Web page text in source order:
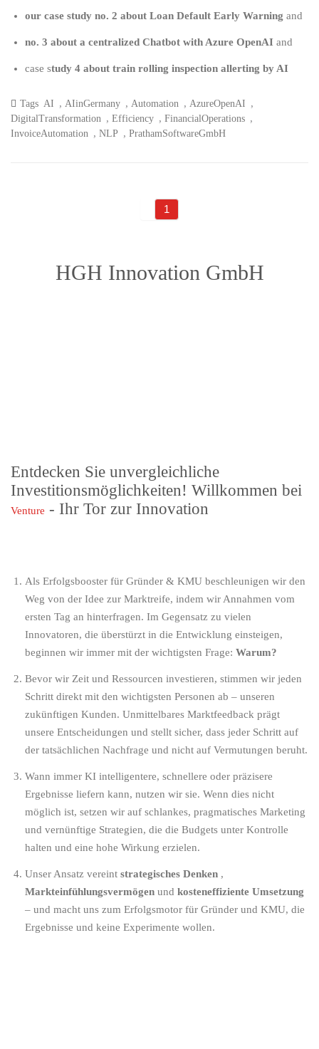
our case study no. 2 about Loan Default Early Warning and
no. 3 about a centralized Chatbot with Azure OpenAI and
case study 4 about train rolling inspection allerting by AI
Tags AI , AIinGermany , Automation , AzureOpenAI ,
DigitalTransformation , Efficiency , FinancialOperations ,
InvoiceAutomation , NLP , PrathamSoftwareGmbH
1
HGH Innovation GmbH
Entdecken Sie unvergleichliche
Investitionsmöglichkeiten! Willkommen bei
Venture - Ihr Tor zur Innovation
Als Erfolgsbooster für Gründer & KMU beschleunigen wir den
Weg von der Idee zur Marktreife, indem wir Annahmen vom
ersten Tag an hinterfragen. Im Gegensatz zu vielen
Innovatoren, die überstürzt in die Entwicklung einsteigen,
beginnen wir immer mit der wichtigsten Frage: Warum?
Bevor wir Zeit und Ressourcen investieren, stimmen wir jeden
Schritt direkt mit den wichtigsten Personen ab – unseren
zukünftigen Kunden. Unmittelbares Marktfeedback prägt
unsere Entscheidungen und stellt sicher, dass jeder Schritt auf
der tatsächlichen Nachfrage und nicht auf Vermutungen beruht.
Wann immer KI intelligentere, schnellere oder präzisere
Ergebnisse liefern kann, nutzen wir sie. Wenn dies nicht
möglich ist, setzen wir auf schlankes, pragmatisches Marketing
und vernünftige Strategien, die die Budgets unter Kontrolle
halten und eine hohe Wirkung erzielen.
Unser Ansatz vereint strategisches Denken ,
Markteinfühlungsvermögen und kosteneffiziente Umsetzung
– und macht uns zum Erfolgsmotor für Gründer und KMU, die
Ergebnisse und keine Experimente wollen.